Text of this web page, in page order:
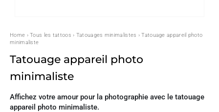
Home ›Tous les tattoos › Tatouages minimalistes › Tatouage appareil photo
minimaliste
Tatouage appareil photo
minimaliste
Affichez votre amour pour la photographie avec le tatouage
appareil photo minimaliste.